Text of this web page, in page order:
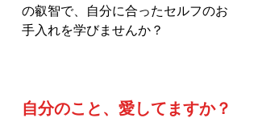
の叡智で、自分に合ったセルフのお
手入れを学びませんか？
自分のこと、愛してますか？